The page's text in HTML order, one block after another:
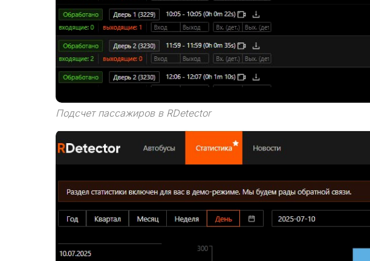
Подсчет пассажиров в RDetector